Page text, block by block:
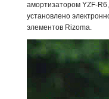
амортизатором YZF-
установлено
элементов Rizoma.